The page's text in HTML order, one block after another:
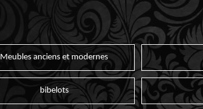
Meubles anciens et modernes
bibelots